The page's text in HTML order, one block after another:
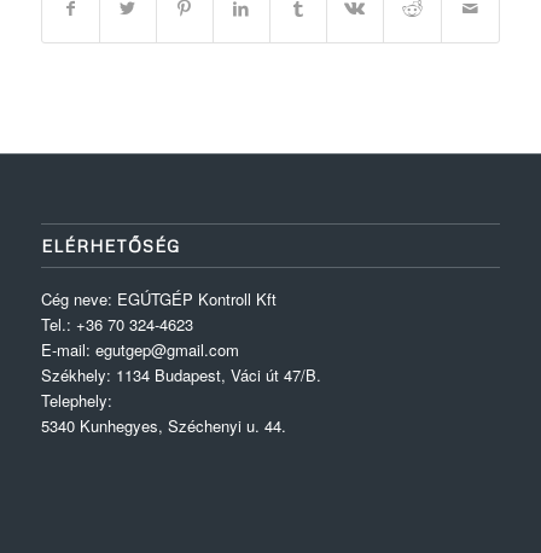
ELÉRHETŐSÉG
Cég neve: EGÚTGÉP Kontroll Kft
Tel.: +36 70 324-4623
E-mail: egutgep@gmail.com
Székhely: 1134 Budapest, Váci út 47/B.
Telephely:
5340 Kunhegyes, Széchenyi u. 44.